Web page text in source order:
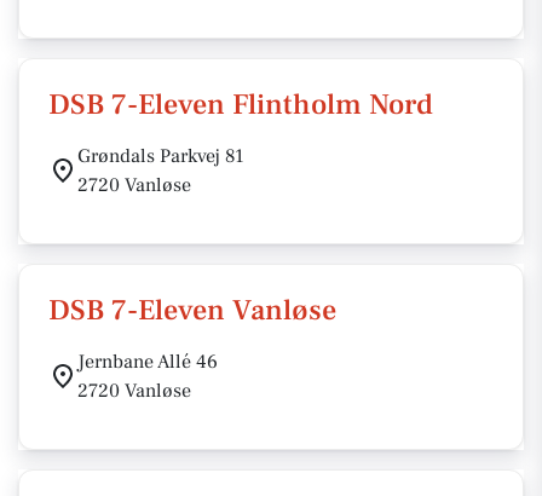
DSB 7-Eleven Flintholm Nord
Grøndals Parkvej 81
2720 Vanløse
DSB 7-Eleven Vanløse
Jernbane Allé 46
2720 Vanløse